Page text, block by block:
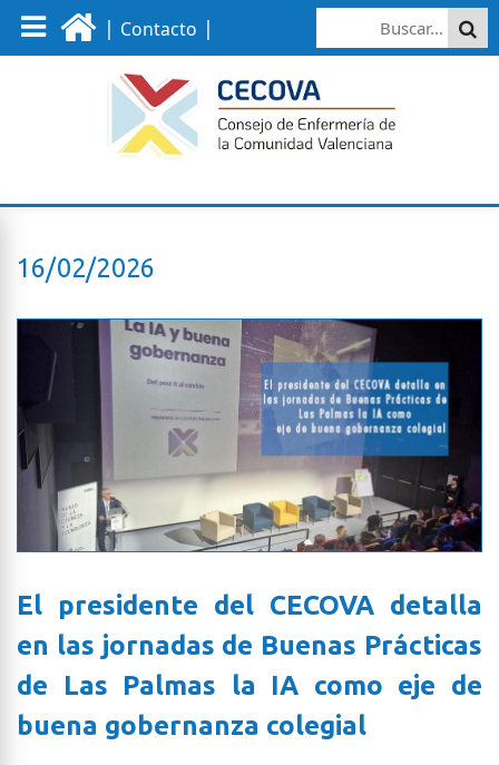
| Contacto |
16/02/2026
El presidente del CECOVA detalla
en las jornadas de Buenas Prácticas
de Las Palmas la IA como eje de
buena gobernanza colegial